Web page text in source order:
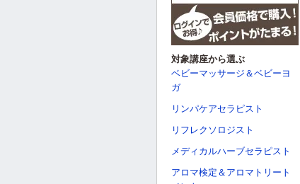
対象講座から選ぶ
ベビーマッサージ＆ベビーヨ
ガ
リンパケアセラピスト
リフレクソロジスト
メディカルハーブセラピスト
アロマ検定＆アロマトリート